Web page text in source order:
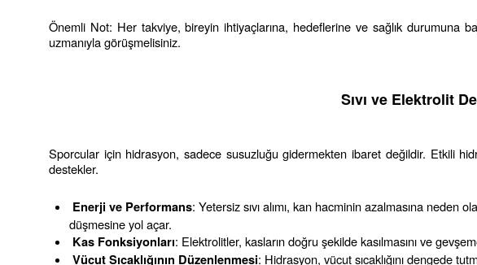
Önemli Not: Her takviye, bireyin ihtiyaçlarına, hedeflerine ve sağlık durumuna
uzmanıyla görüşmelisiniz.
Sıvı ve Elektrolit
Sporcular için hidrasyon, sadece susuzluğu gidermekten ibaret değildir. Etkili
destekler.
Enerji ve Performans: Yetersiz sıvı alımı, kan hacminin azalmasına neden
düşmesine yol açar.
Kas Fonksiyonları: Elektrolitler, kasların doğru şekilde kasılmasını ve
Vücut Sıcaklığının Düzenlenmesi: Hidrasyon, vücut sıcaklığını dengede